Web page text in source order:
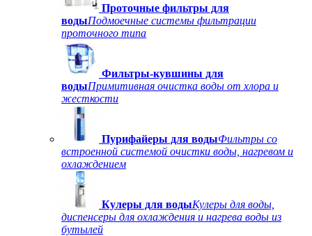
Проточные фильтры для
водыПодмоечные системы фильтрации
проточного типа
Фильтры-кувшины для
водыПримитивная очистка воды от хлора и
жесткости
Пурифайеры для водыФильтры со
встроенной системой очистки воды, нагревом и
охлаждением
Кулеры для водыКулеры для воды,
диспенсеры для охлаждения и нагрева воды из
бутылей